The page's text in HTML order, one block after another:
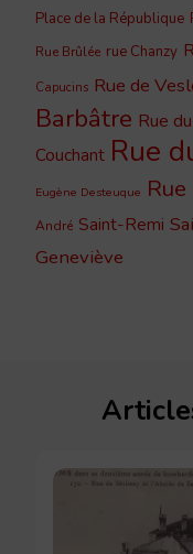
Place de la République
Rue Brûlée rue Chanzy
Capucins Rue de
Barbâtre Rue
Couchant Rue
Eugène Desteuque
André Saint-Remi
Geneviève